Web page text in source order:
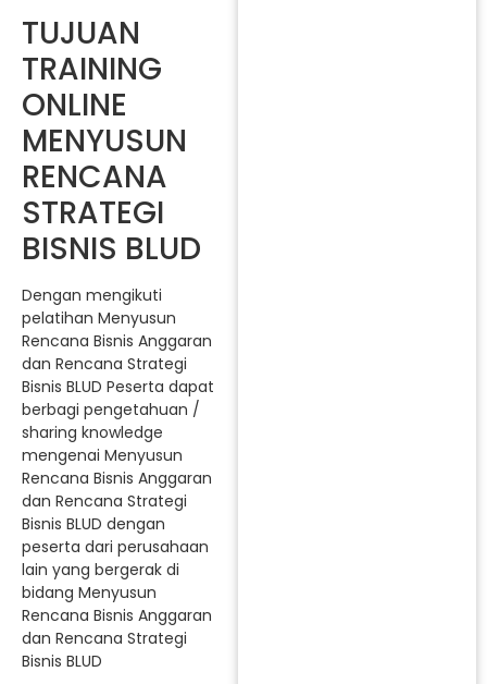
TUJUAN
TRAINING
ONLINE
MENYUSUN
RENCANA
STRATEGI
BISNIS BLUD
Dengan mengikuti
pelatihan Menyusun
Rencana Bisnis Anggaran
dan Rencana Strategi
Bisnis BLUD Peserta dapat
berbagi pengetahuan /
sharing knowledge
mengenai Menyusun
Rencana Bisnis Anggaran
dan Rencana Strategi
Bisnis BLUD dengan
peserta dari perusahaan
lain yang bergerak di
bidang Menyusun
Rencana Bisnis Anggaran
dan Rencana Strategi
Bisnis BLUD